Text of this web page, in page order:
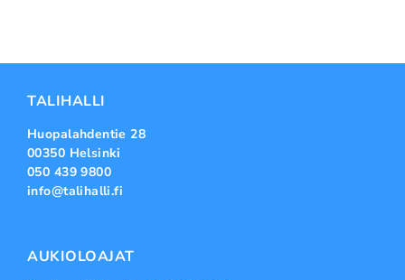
TALIHALLI
Huopalahdentie 28
00350 Helsinki
050 439 9800
info@talihalli.fi
AUKIOLOAJAT